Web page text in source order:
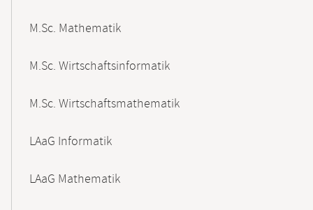
M.Sc. Mathematik
M.Sc. Wirtschaftsinformatik
M.Sc. Wirtschaftsmathematik
LAaG Informatik
LAaG Mathematik